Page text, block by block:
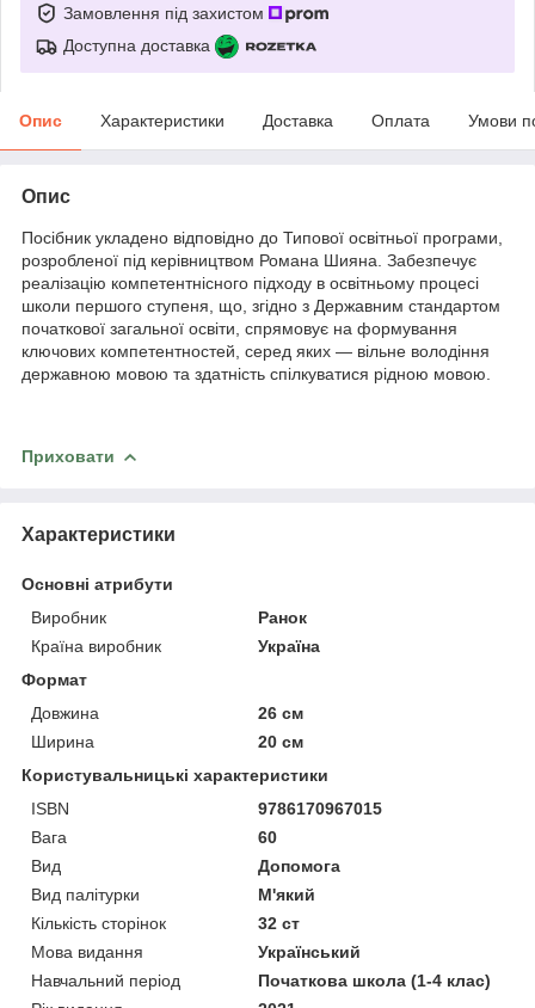
Замовлення під захистом
Доступна доставка
Опис Характеристики Доставка Оплата Умови
Опис
Посібник укладено відповідно до Типової освітньої програми,
розробленої під керівництвом Романа Шияна. Забезпечує
реалізацію компетентнісного підходу в освітньому процесі
школи першого ступеня, що, згідно з Державним стандартом
початкової загальної освіти, спрямовує на формування
ключових компетентностей, серед яких — вільне володіння
державною мовою та здатність спілкуватися рідною мовою.
Приховати
Характеристики
Основні атрибути
Виробник
Ранок
Країна виробник
Україна
Формат
Довжина
26 см
Ширина
20 см
Користувальницькі характеристики
ISBN
9786170967015
Вага
60
Вид
Допомога
Вид палітурки
М'який
Кількість сторінок
32 ст
Мова видання
Український
Навчальний період
Початкова школа (1-4 клас)